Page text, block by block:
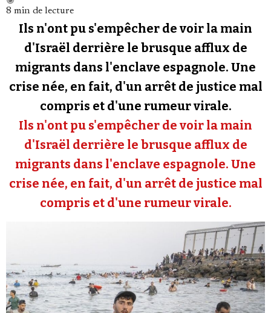
Revues de presse
Newsletter
Faire un don
Demander à Vera
Se connecter
8 min de lecture
Ils n'ont pu s'empêcher de voir la main
d'Israël derrière le brusque afflux de
migrants dans l'enclave espagnole. Une
crise née, en fait, d'un arrêt de justice mal
compris et d'une rumeur virale.
Ils n'ont pu s'empêcher de voir la main
d'Israël derrière le brusque afflux de
migrants dans l'enclave espagnole. Une
crise née, en fait, d'un arrêt de justice mal
compris et d'une rumeur virale.